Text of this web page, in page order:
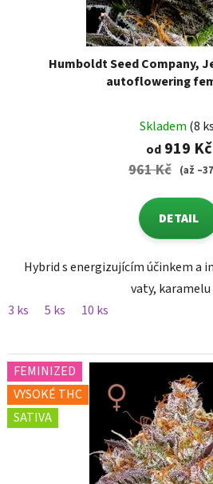
Humboldt Seed Company,
autoflowering
Skladem (8
od919 Kč
961 Kč (až
DETAIL
Hybrid s energizujícím účinkem a
vaty, karamelu
3 ks
5 ks 10 ks
FEMINIZED
VYSOKÉ THC
SATIVA